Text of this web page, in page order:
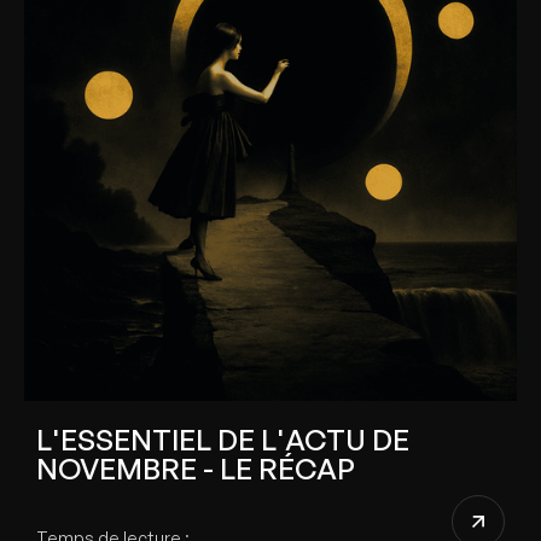
L'ESSENTIEL DE L'ACTU DE
NOVEMBRE - LE RÉCAP